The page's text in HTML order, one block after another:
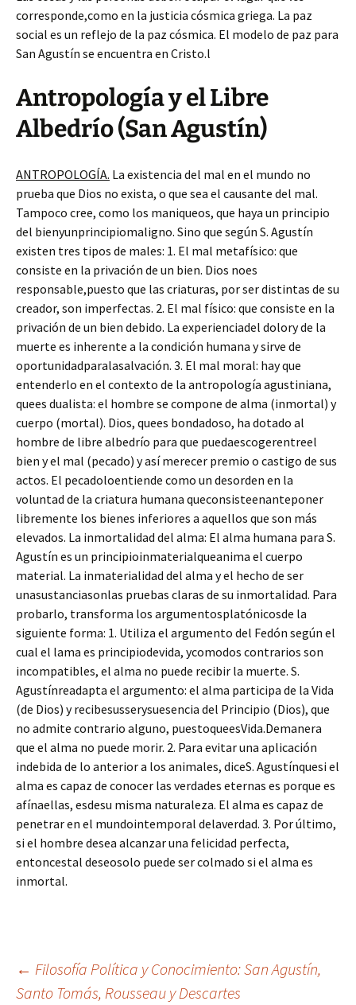
corresponde,como en la justicia cósmica griega. La paz
social es un reflejo de la paz cósmica. El modelo de paz para
San Agustín se encuentra en Cristo.l
Antropología y el Libre
Albedrío (San Agustín)
ANTROPOLOGÍA. La existencia del mal en el mundo no
prueba que Dios no exista, o que sea el causante del mal.
Tampoco cree, como los maniqueos, que haya un principio
del bienyunprincipiomaligno. Sino que según S. Agustín
existen tres tipos de males: 1. El mal metafísico: que
consiste en la privación de un bien. Dios noes
responsable,puesto que las criaturas, por ser distintas de su
creador, son imperfectas. 2. El mal físico: que consiste en la
privación de un bien debido. La experienciadel dolory de la
muerte es inherente a la condición humana y sirve de
oportunidadparalasalvación. 3. El mal moral: hay que
entenderlo en el contexto de la antropología agustiniana,
quees dualista: el hombre se compone de alma (inmortal) y
cuerpo (mortal). Dios, quees bondadoso, ha dotado al
hombre de libre albedrío para que puedaescogerentreel
bien y el mal (pecado) y así merecer premio o castigo de sus
actos. El pecadoloentiende como un desorden en la
voluntad de la criatura humana queconsisteenanteponer
libremente los bienes inferiores a aquellos que son más
elevados. La inmortalidad del alma: El alma humana para S.
Agustín es un principioinmaterialqueanima el cuerpo
material. La inmaterialidad del alma y el hecho de ser
unasustanciasonlas pruebas claras de su inmortalidad. Para
probarlo, transforma los argumentosplatónicosde la
siguiente forma: 1. Utiliza el argumento del Fedón según el
cual el lama es principiodevida, ycomodos contrarios son
incompatibles, el alma no puede recibir la muerte. S.
Agustínreadapta el argumento: el alma participa de la Vida
(de Dios) y recibesusserysuesencia del Principio (Dios), que
no admite contrario alguno, puestoqueesVida.Demanera
que el alma no puede morir. 2. Para evitar una aplicación
indebida de lo anterior a los animales, diceS. Agustínquesi el
alma es capaz de conocer las verdades eternas es porque es
afínaellas, esdesu misma naturaleza. El alma es capaz de
penetrar en el mundointemporal delaverdad. 3. Por último,
si el hombre desea alcanzar una felicidad perfecta,
entoncestal deseosolo puede ser colmado si el alma es
inmortal.
Navegación
← Filosofía Política y Conocimiento: San Agustín,
Santo Tomás, Rousseau y Descartes